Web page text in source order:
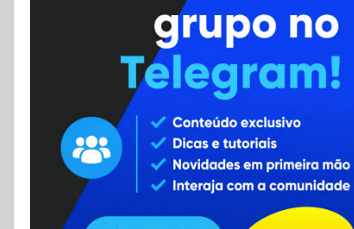
Contato
RSS